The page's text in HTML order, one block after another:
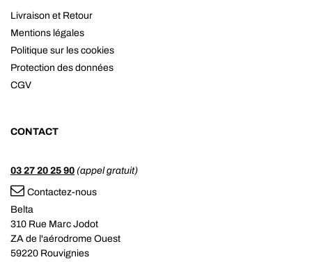
Livraison et Retour
Mentions légales
Politique sur les cookies
Protection des données
CGV
CONTACT
03 27 20 25 90 (appel gratuit)
Contactez-nous
Belta
310 Rue Marc Jodot
ZA de l'aérodrome Ouest
59220 Rouvignies